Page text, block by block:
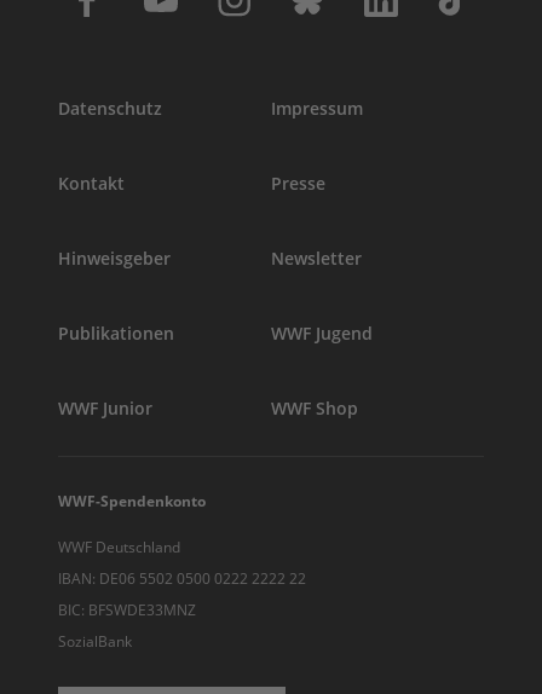
Datenschutz Impressum
Kontakt Presse
Hinweisgeber Newsletter
Publikationen WWF Jugend
WWF Junior WWF Shop
WWF-Spendenkonto
WWF Deutschland
IBAN: DE06 5502 0500 0222 2222 22
BIC: BFSWDE33MNZ
SozialBank